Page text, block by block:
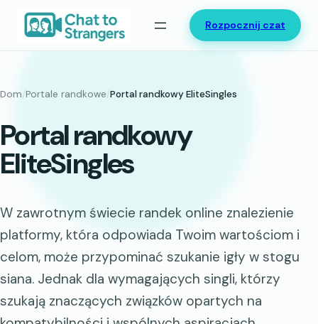
Przejdź
Rozpocznij czat
Dom/Portale randkowe/Portal randkowy EliteSingles
Portal randkowy
EliteSingles
W zawrotnym świecie randek online znalezienie
platformy, która odpowiada Twoim wartościom i
celom, może przypominać szukanie igły w stogu
siana. Jednak dla wymagających singli, którzy
szukają znaczących związków opartych na